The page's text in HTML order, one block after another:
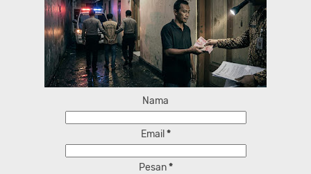
Nama
Email *
Pesan*